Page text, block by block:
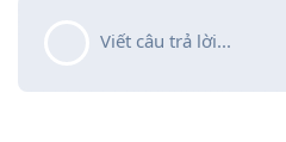
Viết câu trả lời...